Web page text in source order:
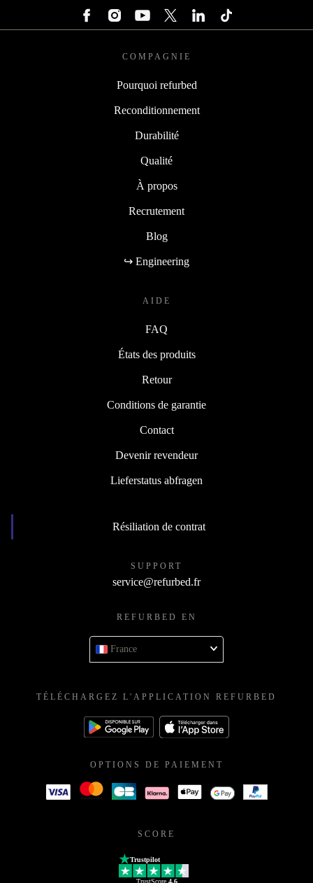
COMPAGNIE
Pourquoi refurbed
Reconditionnement
Durabilité
Qualité
À propos
Recrutement
Blog
↪ Engineering
AIDE
FAQ
États des produits
Retour
Conditions de garantie
Contact
Devenir revendeur
Lieferstatus abfragen
Résiliation de contrat
SUPPORT
service@refurbed.fr
REFURBED EN
France
TÉLÉCHARGEZ L'APPLICATION REFURBED
OPTIONS DE PAIEMENT
SCORE
Trustpilot
TrustScore 4.6